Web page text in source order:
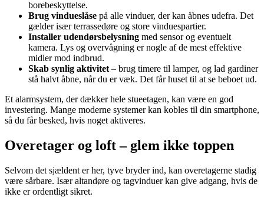
borebeskyttelse.
Brug vindueslåse på alle vinduer, der kan åbnes udefra. Det
gælder især terrassedøre og store vinduespartier.
Installer udendørsbelysning med sensor og eventuelt
kamera. Lys og overvågning er nogle af de mest effektive
midler mod indbrud.
Skab synlig aktivitet – brug timere til lamper, og lad gardiner
stå halvt åbne, når du er væk. Det får huset til at se beboet ud.
Et alarmsystem, der dækker hele stueetagen, kan være en god
investering. Mange moderne systemer kan kobles til din smartphone,
så du får besked, hvis noget aktiveres.
Overetager og loft – glem ikke toppen
Selvom det sjældent er her, tyve bryder ind, kan overetagerne stadig
være sårbare. Især altandøre og tagvinduer kan give adgang, hvis de
ikke er ordentligt sikret.